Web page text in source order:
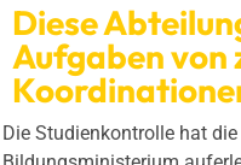
Diese
Aufgaben von
Die Studienkontrolle hat